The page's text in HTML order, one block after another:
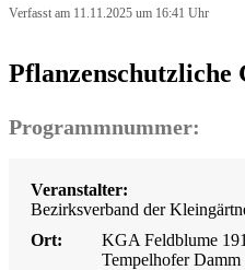
Verfasst am 11.11.2025 um 16:41 Uhr
Pflanzenschutzliche
Programmnummer:
Veranstalter:
Bezirksverband der
Ort:
KGA Feldblume
Tempelhofer